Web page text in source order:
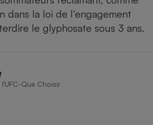
dans la loi de l’engagement
le glyphosate sous 3 ans.
Que Choisir